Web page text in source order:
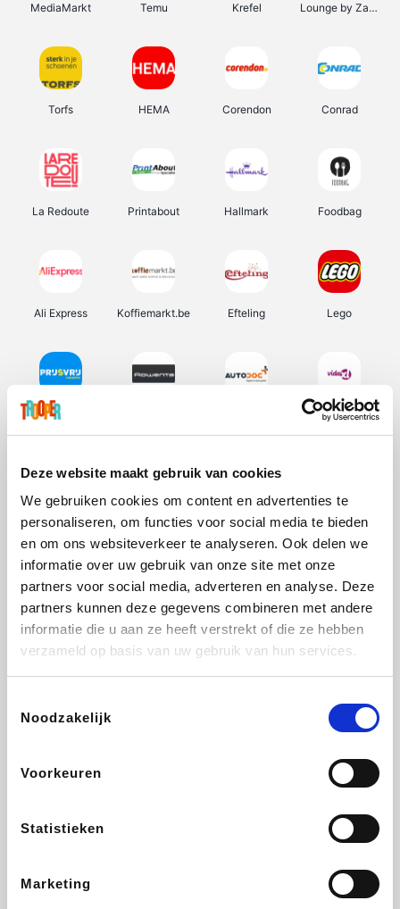
Deze website maakt gebruik van cookies
We gebruiken cookies om content en advertenties te
personaliseren, om functies voor social media te bieden
en om ons websiteverkeer te analyseren. Ook delen we
informatie over uw gebruik van onze site met onze
partners voor social media, adverteren en analyse. Deze
partners kunnen deze gegevens combineren met andere
informatie die u aan ze heeft verstrekt of die ze hebben
verzameld op basis van uw gebruik van hun services.
Noodzakelijk
Voorkeuren
Statistieken
Marketing
MediaMarkt Temu Krefel Lounge by Zalando
Torfs HEMA Corendon Conrad
La Redoute Printabout Hallmark Foodbag
Ali Express Koffiemarkt.be Efteling Lego
Prijsvrij Vidaxl
Lampenlicht.be De Online Drogist Hotels.com Adidas
DectDirect
Brussels Airlines
EuroGifts Get Your Guide